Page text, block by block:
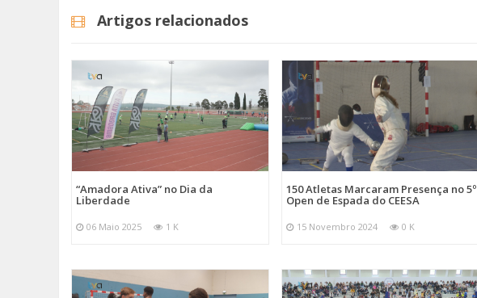
Artigos relacionados
“Amadora Ativa” no Dia da
Liberdade
06 Maio 2025 1 K
150 Atletas Marcaram Presença no 5º
Open de Espada do CEESA
15 Novembro 2024 0 K